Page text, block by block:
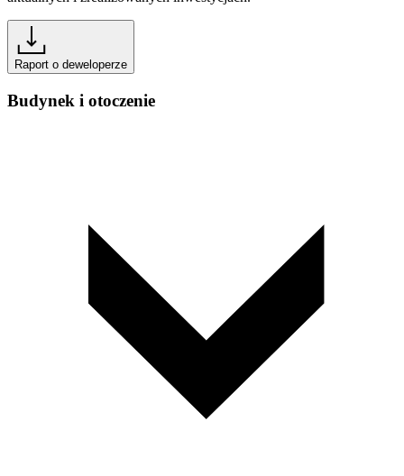
Raport o deweloperze
Budynek i otoczenie